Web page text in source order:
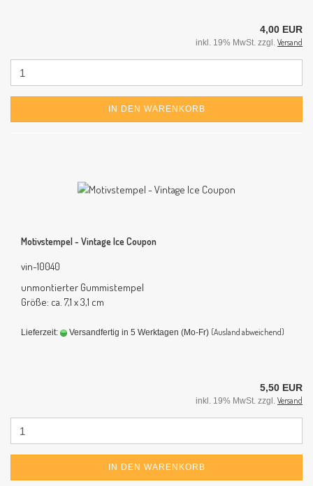
4,00 EUR
inkl. 19% MwSt. zzgl. Versand
IN DEN WARENKORB
Motivstempel - Vintage Ice Coupon
vin-10040
unmontierter Gummistempel
Größe: ca. 7,1 x 3,1 cm
Lieferzeit: Versandfertig in 5 Werktagen (Mo-Fr) (Ausland abweichend)
5,50 EUR
inkl. 19% MwSt. zzgl. Versand
IN DEN WARENKORB